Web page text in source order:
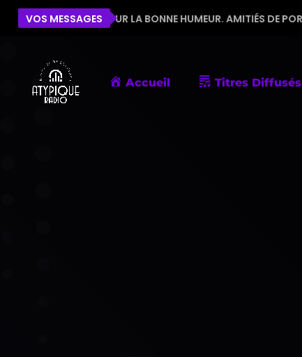
VOS MESSAGES
POUR LA BONNE HUMEUR. AMITIÉS DE PORNIC
Accueil Titres Diffusés